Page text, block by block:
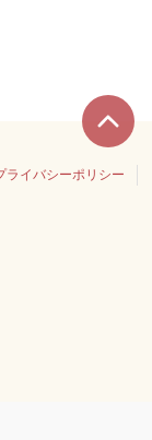
ライバシーポリシー